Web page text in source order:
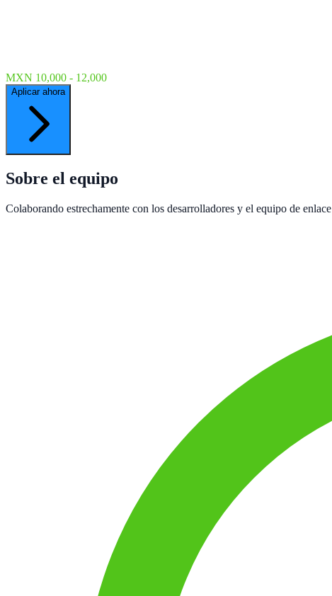
MXN 10,000 - 12,000
Aplicar ahora
Sobre el equipo
Colaborando estrechamente con los desarrolladores y el equipo de